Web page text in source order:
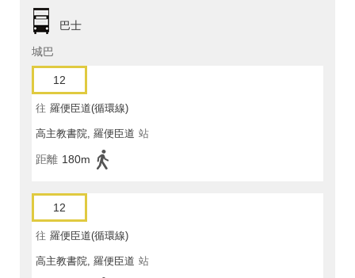
巴士
城巴
12
往 羅便臣道(循環線)
高主教書院, 羅便臣道 站
距離 180m
12
往 羅便臣道(循環線)
高主教書院, 羅便臣道 站